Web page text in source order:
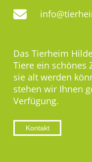
Das Tierheim
Tiere ein schönes
sie alt werden
stehen wir Ihnen
Verfügung.
Kontakt